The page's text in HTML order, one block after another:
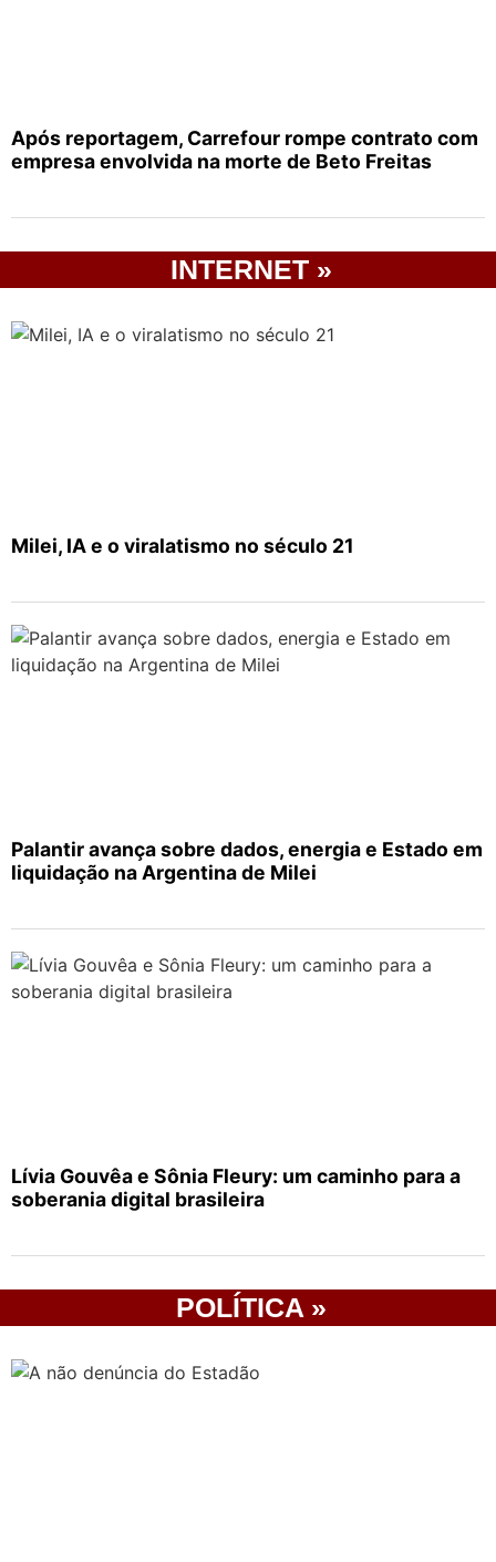
Após reportagem, Carrefour rompe contrato com
empresa envolvida na morte de Beto Freitas
INTERNET »
Milei, IA e o viralatismo no século 21
Palantir avança sobre dados, energia e Estado em
liquidação na Argentina de Milei
Lívia Gouvêa e Sônia Fleury: um caminho para a
soberania digital brasileira
POLÍTICA »